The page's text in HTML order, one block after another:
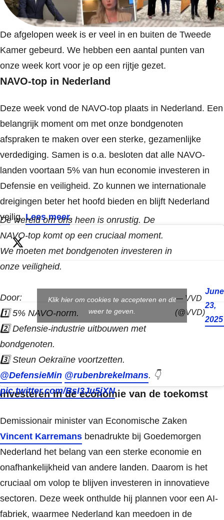
De afgelopen week is er veel in en buiten de Tweede
Kamer gebeurd. We hebben een aantal punten van
onze week kort voor je op een rijtje gezet.
NAVO-top in Nederland
Deze week vond de NAVO-top plaats in Nederland. Een
belangrijk moment om met onze bondgenoten
afspraken te maken over een sterke, gezamenlijke
verdediging. Samen is o.a. besloten dat alle NAVO-
landen voortaan 5% van hun economie investeren in
Defensie en veiligheid. Zo kunnen we internationale
dreigingen beter het hoofd bieden en blijft Nederland
veilig.Lees meer.
De wereld om ons heen is onrustig. De
NAVO-top komt op een cruciaal moment.
We moeten met bondgenoten investeren in
onze veiligheid.
Door:
1️⃣ 5% NAVO-norm.
2️⃣ Defensie-industrie uitbouwen met
bondgenoten.
3️⃣ Steun Oekraïne voortzetten.
@DefensieMin @rubenbrekelmans. 👇
pic.twitter.com/BsI3Ju5jXN
— VVD
(@VVD)
June
23,
2025
Klik hier om cookies te accepteren en dit
weer te geven.
Investeren in de economie van de toekomst
Demissionair minister van Economische Zaken
Vincent Karremans benadrukte bij Goedemorgen
Nederland het belang van een sterke economie en
onafhankelijkheid van andere landen. Daarom is het
cruciaal om volop te blijven investeren in innovatieve
sectoren. Deze week onthulde hij plannen voor een AI-
fabriek, waarmee Nederland kan meedoen in de